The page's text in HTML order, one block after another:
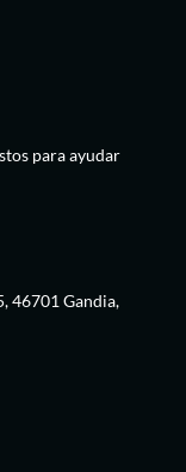
para ayudar
46701 Gandia,